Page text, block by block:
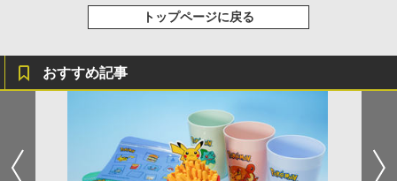
トップページに戻る
おすすめ記事